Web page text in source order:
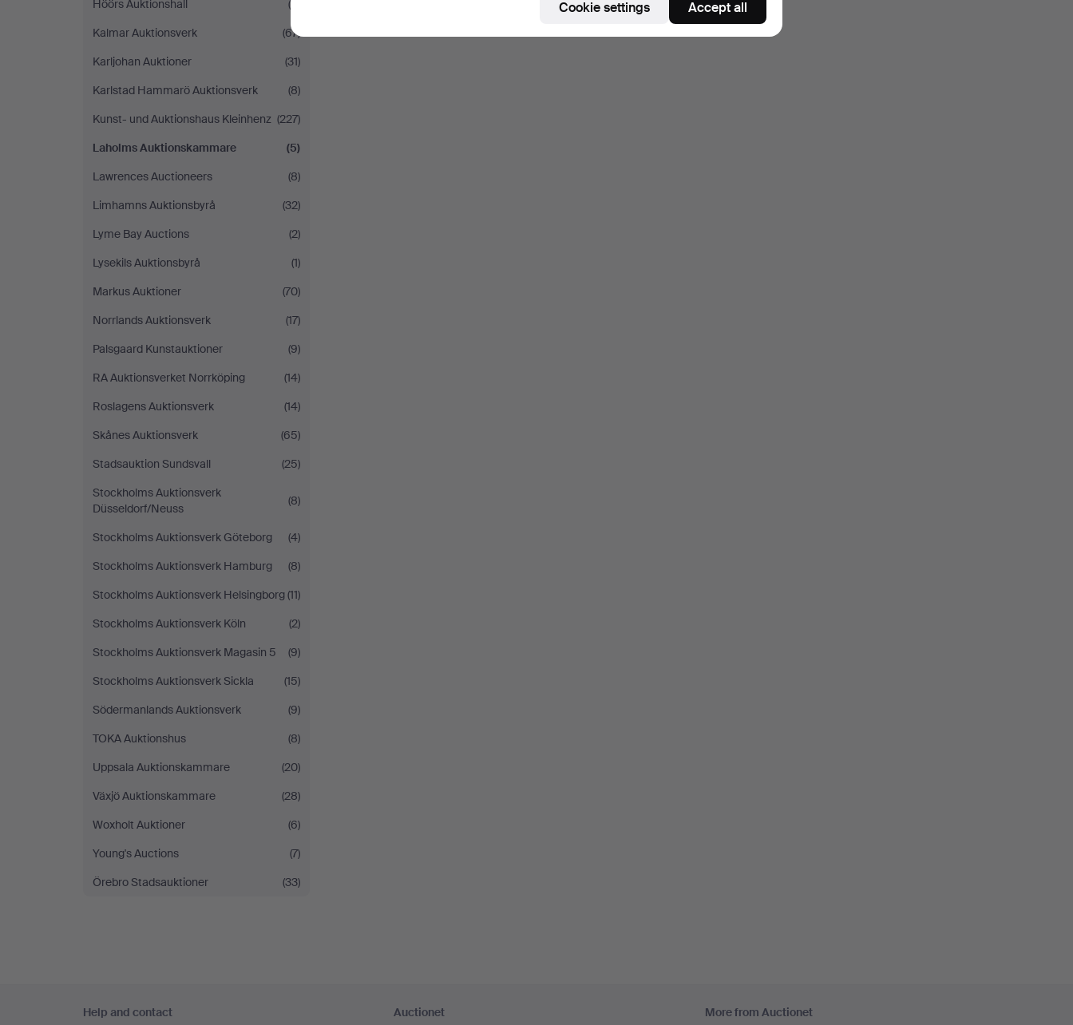
Höörs Auktionshall
(9)
Kalmar Auktionsverk
(67)
Karljohan Auktioner
(31)
Karlstad Hammarö Auktionsverk
(8)
Kunst- und Auktionshaus Kleinhenz (227)
Laholms Auktionskammare
(5)
Lawrences Auctioneers
(8)
Limhamns Auktionsbyrå
(32)
Lyme Bay Auctions
(2)
Lysekils Auktionsbyrå
(1)
Markus Auktioner
(70)
Norrlands Auktionsverk
(17)
Palsgaard Kunstauktioner
(9)
RA Auktionsverket Norrköping
(14)
Roslagens Auktionsverk
(14)
Skånes Auktionsverk
(65)
Stadsauktion Sundsvall
(25)
Stockholms Auktionsverk
Düsseldorf/Neuss
(8)
Stockholms Auktionsverk Göteborg
(4)
Stockholms Auktionsverk Hamburg
(8)
Stockholms Auktionsverk Helsingborg(11)
Stockholms Auktionsverk Köln
(2)
Stockholms Auktionsverk Magasin 5
(9)
Stockholms Auktionsverk Sickla
(15)
Södermanlands Auktionsverk
(9)
TOKA Auktionshus
(8)
Uppsala Auktionskammare
(20)
Växjö Auktionskammare
(28)
Woxholt Auktioner
(6)
Young's Auctions
(7)
Örebro Stadsauktioner
(33)
navigation
Help and contact Auctionet More from Auctionet
Cookie settings Accept all